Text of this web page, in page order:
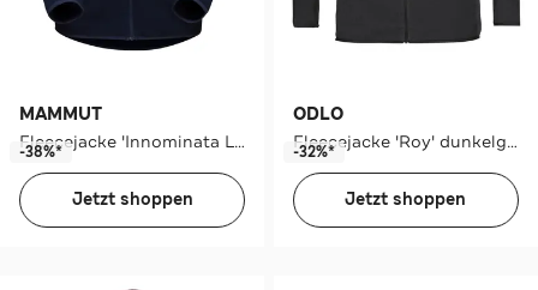
MAMMUT
Fleecejacke 'Innominata Light' nachtblau
-38%*
Jetzt shoppen
ODLO
Fleecejacke 'Roy' dunkelgrau
-32%*
Jetzt shoppen